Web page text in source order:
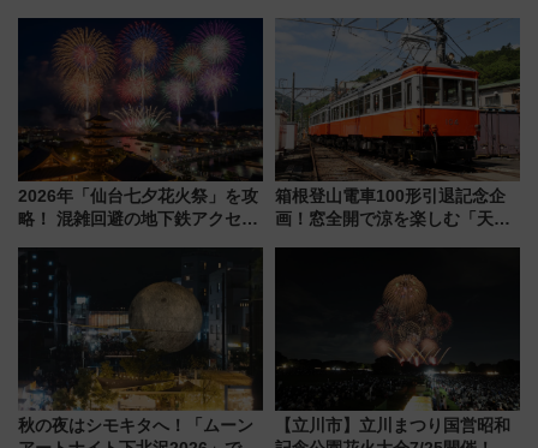
歩1キロ超え！ 知っておきたい
変更点まとめ
2026年「仙台七夕花火祭」を攻
略！ 混雑回避の地下鉄アクセス
火前に楽しむ仙台観光ルートま
で解説！
箱根登山電車100形引退記念企
画！窓全開で涼を楽しむ「天然
秋の夜はシモキタへ！「ムーン
【立川市】立川まつり国営昭和